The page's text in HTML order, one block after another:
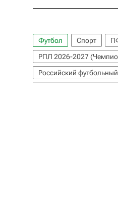
Футбол Спорт
РПЛ 2026-2027
Российский